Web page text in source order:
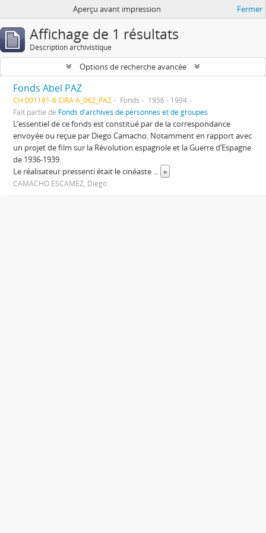
Aperçu avant impression Fermer
Affichage de 1 résultats
Description archivistique
Options de recherche avancée
Fonds Abel PAZ
CH 001181-6 CIRA A_062_PAZ Fonds
1956 - 1994
Fait partie de Fonds d'archives de personnes et de groupes
L’essentiel de ce fonds est constitué par de la correspondance
envoyée ou reçue par Diego Camacho. Notamment en rapport avec
un projet de film sur la Révolution espagnole et la Guerre d’Espagne
de 1936-1939.
Le réalisateur pressenti était le cinéaste ... »
CAMACHO ESCAMEZ, Diego